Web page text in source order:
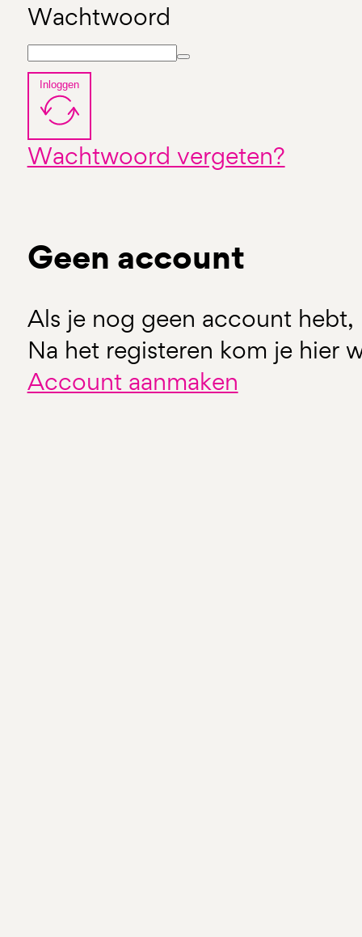
Wachtwoord
Inloggen
Wachtwoord vergeten?
Geen account
Als je nog geen account hebt,
Na het registeren kom je hier
Account aanmaken